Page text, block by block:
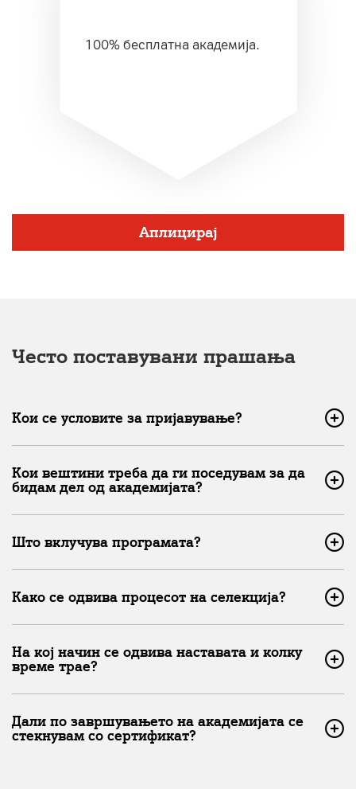
100% бесплатна академија.
Аплицирај
Често поставувани прашања
Кои се условите за пријавување?
Кои вештини треба да ги поседувам за да
бидам дел од академијата?
Што вклучува програмата?
Како се одвива процесот на селекција?
На кој начин се одвива наставата и колку
време трае?
Дали по завршувањето на академијата се
стекнувам со сертификат?